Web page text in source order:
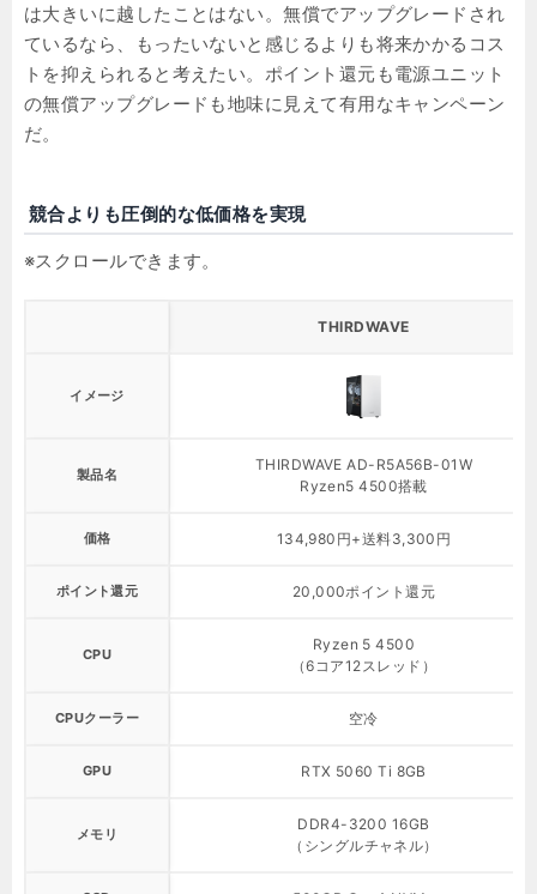
は大きいに越したことはない。無償でアップグレードされ
ているなら、もったいないと感じるよりも将来かかるコス
トを抑えられると考えたい。ポイント還元も電源ユニット
の無償アップグレードも地味に見えて有用なキャンペーン
だ。
競合よりも圧倒的な低価格を実現
THIRDWAVE
イメージ
製品名
THIRDWAVE AD-R5A56B-01W
Ryzen5 4500搭載
価格 134,980円+送料3,300円
ポイント還元 20,000ポイント還元
CPU
Ryzen 5 4500
（6コア12スレッド）
CPUクーラー 空冷
GPU RTX 5060 Ti 8GB
メモリ
DDR4-3200 16GB
（シングルチャネル）